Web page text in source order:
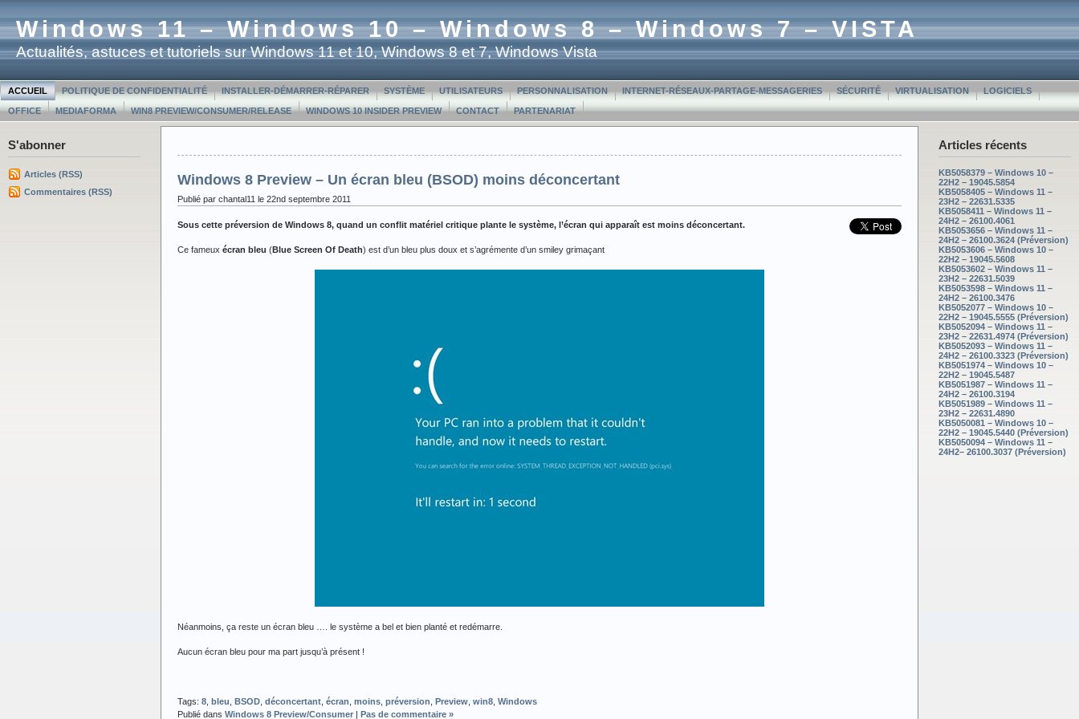
Windows 11 – Windows 10 – Windows 8 – Windows 7 – VISTA
Actualités, astuces et tutoriels sur Windows 11 et 10, Windows 8 et 7, Windows Vista
ACCUEIL POLITIQUE DE CONFIDENTIALITÉ INSTALLER-DÉMARRER-RÉPARER SYSTÈME UTILISATEURS PERSONNALISATION INTERNET-RÉSEAUX-PARTAGE-MESSAGERIES SÉCURITÉ VIRTUALISATION LOGICIELS
OFFICE MEDIAFORMA WIN8 PREVIEW/CONSUMER/RELEASE WINDOWS 10 INSIDER PREVIEW CONTACT PARTENARIAT
S'abonner
Articles (RSS)
Commentaires (RSS)
Articles récents
KB5058379 – Windows 10 –
22H2 – 19045.5854
KB5058405 – Windows 11 –
23H2 – 22631.5335
KB5058411 – Windows 11 –
24H2 – 26100.4061
KB5053656 – Windows 11 –
24H2 – 26100.3624 (Préversion)
KB5053606 – Windows 10 –
22H2 – 19045.5608
KB5053602 – Windows 11 –
23H2 – 22631.5039
KB5053598 – Windows 11 –
24H2 – 26100.3476
KB5052077 – Windows 10 –
22H2 – 19045.5555 (Préversion)
KB5052094 – Windows 11 –
23H2 – 22631.4974 (Préversion)
KB5052093 – Windows 11 –
24H2 – 26100.3323 (Préversion)
KB5051974 – Windows 10 –
22H2 – 19045.5487
KB5051987 – Windows 11 –
24H2 – 26100.3194
KB5051989 – Windows 11 –
23H2 – 22631.4890
KB5050081 – Windows 10 –
22H2 – 19045.5440 (Préversion)
KB5050094 – Windows 11 –
24H2– 26100.3037 (Préversion)
Windows 8 Preview – Un écran bleu (BSOD) moins déconcertant
Publié par chantal11 le 22nd septembre 2011
Sous cette préversion de Windows 8, quand un conflit matériel critique plante le système, l’écran qui apparaît est moins déconcertant.
Ce fameux écran bleu (Blue Screen Of Death) est d’un bleu plus doux et s’agrémente d’un smiley grimaçant
Néanmoins, ça reste un écran bleu …. le système a bel et bien planté et redémarre.
Aucun écran bleu pour ma part jusqu’à présent !
Tags: 8 bleu BSOD déconcertant écran moins préversion Preview win8 Windows
Publié dans Windows 8 Preview/Consumer | Pas de commentaire »